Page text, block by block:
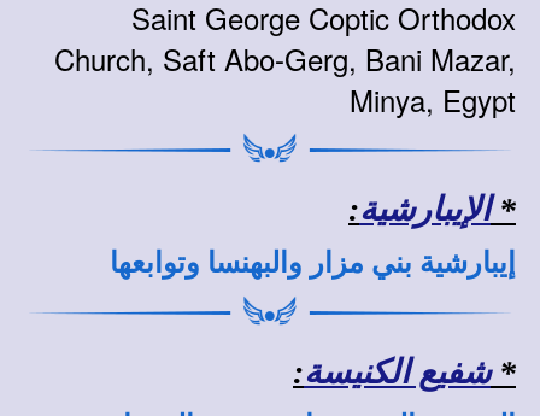
Saint George Coptic Orthodox
Church, Saft Abo-Gerg, Bani Mazar,
Minya, Egypt
*الإيبارشية:
إيبارشية بني مزار والبهنسا وتوابعها
*شفيع الكنيسة: